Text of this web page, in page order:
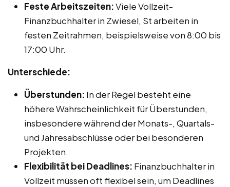
Feste Arbeitszeiten:Viele Vollzeit-
Finanzbuchhalter in Zwiesel, St arbeiten in
festen Zeitrahmen, beispielsweise von 8:00 bis
17:00 Uhr.
Unterschiede:
Überstunden: In der Regel besteht eine
höhere Wahrscheinlichkeit für Überstunden,
insbesondere während der Monats-, Quartals-
und Jahresabschlüsse oder bei besonderen
Projekten.
Flexibilität bei Deadlines: Finanzbuchhalter in
Vollzeit müssen oft flexibel sein, um Deadlines